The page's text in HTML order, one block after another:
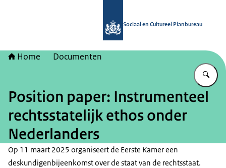
Sociaal en Cultureel Planbureau
Home Documenten
Position paper: Instrumenteel
rechtsstatelijk ethos onder
Nederlanders
Op 11 maart 2025 organiseert de Eerste Kamer een
deskundigenbijeenkomst over de staat van de rechtsstaat.